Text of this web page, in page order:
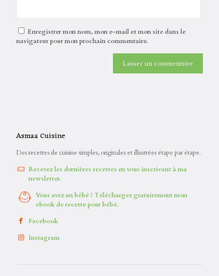
Enregistrer mon nom, mon e-mail et mon site dans le
navigateur pour mon prochain commentaire.
Asmaa Cuisine
Des recettes de cuisine simples, originales et illustrées étape par étape.
Recevez les dernières recettes en vous inscrivant à ma
newsletter.
Vous avez un bébé ? Téléchargez gratuitement mon
ebook de recette pour bébé.
Facebook
Instagram